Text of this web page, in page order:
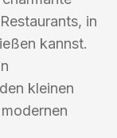
in
kannst.
kleinen